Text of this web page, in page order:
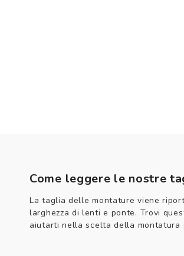
Come leggere le nostre
La taglia delle montature viene
larghezza di lenti e ponte. Trovi
aiutarti nella scelta della